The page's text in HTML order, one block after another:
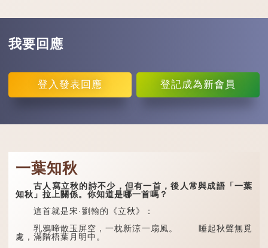
我要回應
登入 發表回應 登記成為新會員
一葉知秋
古人寫立秋的詩不少，但有一首，後人常與成語「一葉
知秋」拉上關係。你知道是哪一首嗎？
這首就是宋·劉翰的《立秋》：
乳鴉啼散玉屏空，一枕新涼一扇風。 睡起秋聲無覓
處，滿階梧葉月明中。